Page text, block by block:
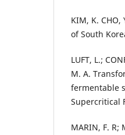
KIM, K.
of South
LUFT, L.;
M. A.
fermentable
Supercritical
MARIN, F. R;